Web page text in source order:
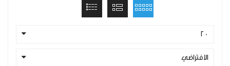
20
الافتراضي